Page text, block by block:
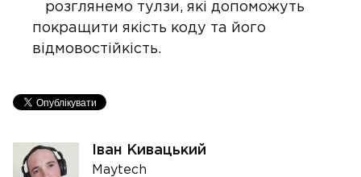
розглянемо тулзи, які допоможуть
покращити якість коду та його
відмовостійкість.
Іван Кивацький
Maytech